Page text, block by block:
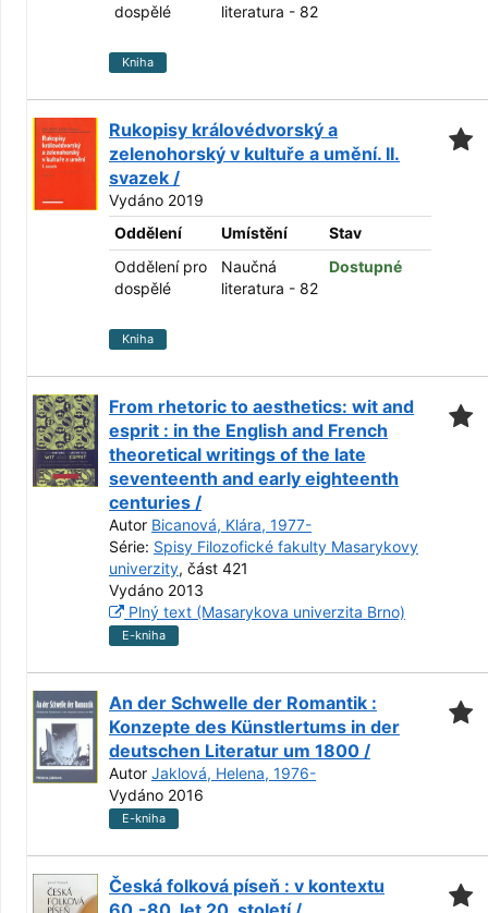
dospělé
literatura - 82
Kniha
Rukopisy královédvorský a
zelenohorský v kultuře a umění. II.
svazek /
Vydáno 2019
Oddělení
Umístění
Stav
Oddělení pro
dospělé
Naučná
literatura - 82
Dostupné
Kniha
From rhetoric to aesthetics: wit and
esprit : in the English and French
theoretical writings of the late
seventeenth and early eighteenth
centuries /
Autor Bicanová, Klára, 1977-
Série: Spisy Filozofické fakulty Masarykovy
univerzity, část 421
Vydáno 2013
Plný text (Masarykova univerzita Brno)
E-kniha
An der Schwelle der Romantik :
Konzepte des Künstlertums in der
deutschen Literatur um 1800 /
Autor Jaklová, Helena, 1976-
Vydáno 2016
E-kniha
Česká folková píseň : v kontextu